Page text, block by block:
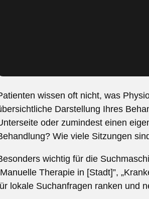
wissen oft nicht, was
Darstellung Ihres
oder zumindest einen
Wie viele Sitzungen
wichtig für die
Therapie in [Stadt]”,
lokale Suchanfragen ranken und